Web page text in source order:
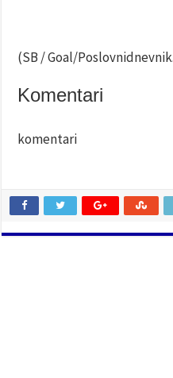
(SB / Goal/
Komentari
komentari